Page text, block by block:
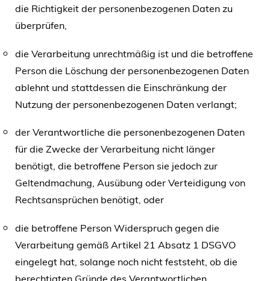
die Richtigkeit der personenbezogenen Daten zu
überprüfen,
die Verarbeitung unrechtmäßig ist und die betroffene
Person die Löschung der personenbezogenen Daten
ablehnt und stattdessen die Einschränkung der
Nutzung der personenbezogenen Daten verlangt;
der Verantwortliche die personenbezogenen Daten
für die Zwecke der Verarbeitung nicht länger
benötigt, die betroffene Person sie jedoch zur
Geltendmachung, Ausübung oder Verteidigung von
Rechtsansprüchen benötigt, oder
die betroffene Person Widerspruch gegen die
Verarbeitung gemäß Artikel 21 Absatz 1 DSGVO
eingelegt hat, solange noch nicht feststeht, ob die
berechtigten Gründe des Verantwortlichen